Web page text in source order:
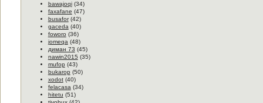
bawajoqi(34)
faxafane (47)
busafor(42)
gaceda (40)
foworo (36)
jomeqa (48)
диман 73 (45)
nawin2015 (35)
mufop (43)
bukarop (50)
xodot(40)
felacasa (34)
hitetu (51)